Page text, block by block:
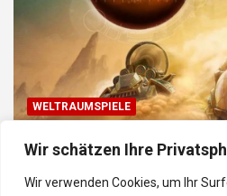
Wir schätzen Ihre
Wir verwenden Cookies, um Ihr
WELTRAUMSPIELE
Top Weltraum-Browser-